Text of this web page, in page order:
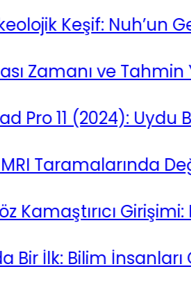
Nuh’un Gemisi
ve Tahmin
(2024): Uydu
Değişen
Girişimi:
Bilim İnsanları